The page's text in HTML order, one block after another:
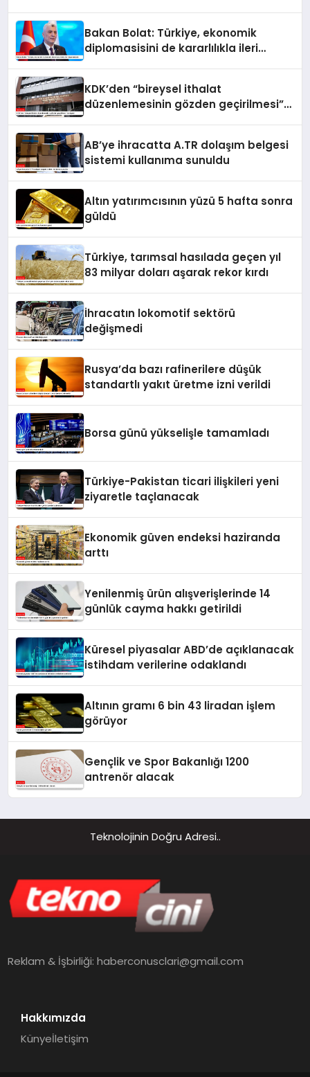
Bakan Bolat: Türkiye, ekonomik
diplomasisini de kararlılıkla ileri
KDK’den “bireysel ithalat
düzenlemesinin gözden geçirilmesi”
AB’ye ihracatta A.TR dolaşım belgesi
sistemi kullanıma sunuldu
Altın yatırımcısının yüzü 5 hafta sonra
güldü
Türkiye, tarımsal hasılada geçen yıl
83 milyar doları aşarak rekor kırdı
İhracatın lokomotif sektörü
değişmedi
Rusya’da bazı rafinerilere düşük
standartlı yakıt üretme izni verildi
Borsa günü yükselişle tamamladı
Türkiye-Pakistan ticari ilişkileri yeni
ziyaretle taçlanacak
Ekonomik güven endeksi haziranda
arttı
Yenilenmiş ürün alışverişlerinde 14
günlük cayma hakkı getirildi
Küresel piyasalar ABD’de açıklanacak
istihdam verilerine odaklandı
Altının gramı 6 bin 43 liradan işlem
görüyor
Gençlik ve Spor Bakanlığı 1200
antrenör alacak
Teknolojinin Doğru Adresi..
Reklam & İşbirliği:haberconusclari@gmail.com
Hakkımızda
Künyeİletişim